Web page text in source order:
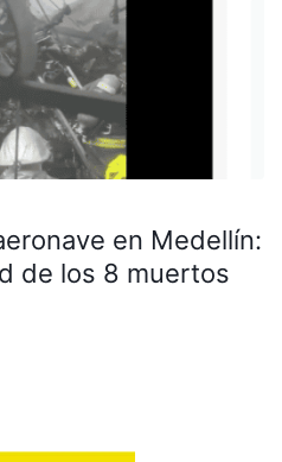
en Medellín:
de los 8 muertos